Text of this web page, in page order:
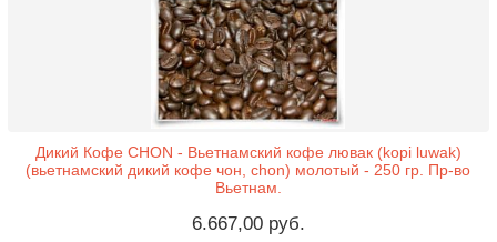
Дикий Кофе CHON - Вьетнамский кофе лювак (kopi luwak)
(вьетнамский дикий кофе чон, chon) молотый - 250 гр. Пр-во
Вьетнам.
6.667,00 руб.